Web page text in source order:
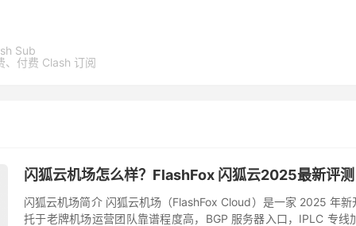
Sub
、付费 Clash 订阅
闪狐云机场怎么样？FlashFox 闪狐云2025最新评测
闪狐云机场简介 闪狐云机场（FlashFox Cloud）是一家 2025 年
托于老牌机场运营团队靠谱程度高，BGP 服务器入口，IPLC 专线